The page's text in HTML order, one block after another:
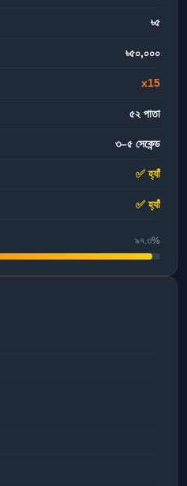
৳৫
৳৫০,০০০
x15
৫২ পাতা
৩–৫ সেকেন্ড
✅ হ্যাঁ
✅ হ্যাঁ
৯৭.৩%